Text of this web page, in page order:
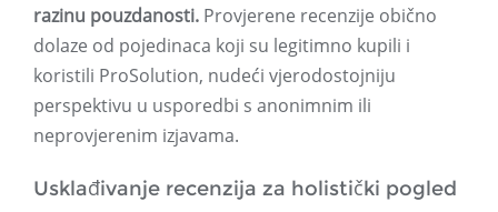
razinu pouzdanosti. Provjerene recenzije obično
dolaze od pojedinaca koji su legitimno kupili i
koristili ProSolution, nudeći vjerodostojniju
perspektivu u usporedbi s anonimnim ili
neprovjerenim izjavama.
Usklađivanje recenzija za holistički pogled